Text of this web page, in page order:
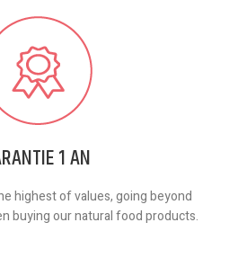
1 AN
highest of values, going beyond
buying our natural food products.